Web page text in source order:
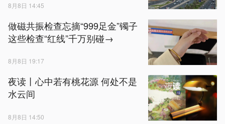
8月8日 14:45
做磁共振检查忘摘“999足金”镯子
这些检查“红线”千万别碰→
8月8日 19:17
夜读丨心中若有桃花源 何处不是
水云间
8月8日 14:50